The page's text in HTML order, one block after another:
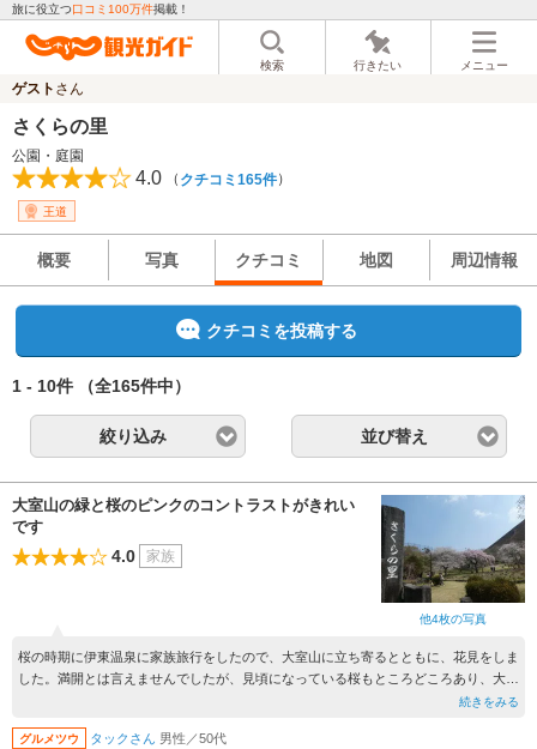
旅に役立つ口コミ100万件掲載！
検索 行きたい メニュー
ゲスト さん
さくらの里
公園・庭園
4.0 （ クチコミ165件）
王道
概要 写真 クチコミ 地図 周辺情報
クチコミを投稿する
1 - 10件 （全165件中）
絞り込み 並び替え
他4枚の写真
大室山の緑と桜のピンクのコントラストがきれい
です
4.0 家族
桜の時期に伊東温泉に家族旅行をしたので、大室山に立ち寄るとともに、花見をしま
した。満開とは言えませんでしたが、見頃になっている桜もところどころあり、大室
山の緑とのコントラストも楽しみつつ散策しました。さくら祭りの期間でもあり、
続きをみる
グルメツウ タックさん 男性／50代